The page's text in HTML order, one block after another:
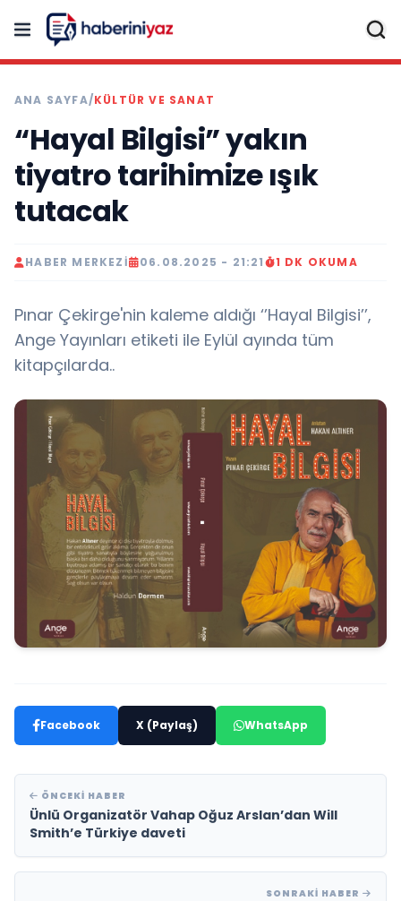
ANA SAYFA/KÜLTÜR VE SANAT
“Hayal Bilgisi” yakın
tiyatro tarihimize ışık
tutacak
HABER MERKEZI 06.08.2025 - 21:21 1 DK OKUMA
Pınar Çekirge'nin kaleme aldığı ‘’Hayal Bilgisi’’,
Ange Yayınları etiketi ile Eylül ayında tüm
kitapçılarda..
Facebook X (Paylaş) WhatsApp
ÖNCEKI HABER
Ünlü Organizatör Vahap Oğuz Arslan’dan Will
Smith’e Türkiye daveti
SONRAKI HABER